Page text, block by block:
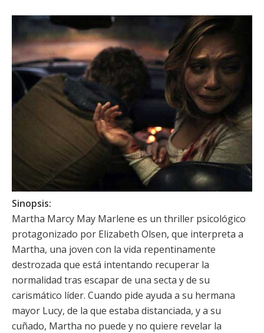
Sinopsis:
Martha Marcy May Marlene es un thriller psicológico
protagonizado por Elizabeth Olsen, que interpreta a
Martha, una joven con la vida repentinamente
destrozada que está intentando recuperar la
normalidad tras escapar de una secta y de su
carismático líder. Cuando pide ayuda a su hermana
mayor Lucy, de la que estaba distanciada, y a su
cuñado, Martha no puede y no quiere revelar la